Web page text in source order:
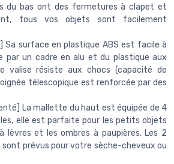
du bas ont des fermetures à clapet et
tous vos objets sont facilement
Sa surface en plastique ABS est facile à
par un cadre en alu et du plastique aux
valise résiste aux chocs (capacité de
télescopique est renforcée par des
La mallette du haut est équipée de 4
elle est parfaite pour les petits objets
lèvres et les ombres à paupières. Les 2
sont prévus pour votre sèche-cheveux ou